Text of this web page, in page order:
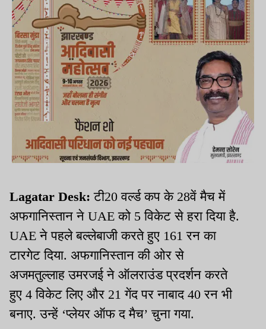
Lagatar Desk:टी20 वर्ल्ड कप के 28वें मैच में
अफगानिस्तान ने UAE को 5 विकेट से हरा दिया है.
UAE ने पहले बल्लेबाजी करते हुए 161 रन का
टारगेट दिया. अफगानिस्तान की ओर से
अजमतुल्लाह उमरजई ने ऑलराउंड प्रदर्शन करते
हुए 4 विकेट लिए और 21 गेंद पर नाबाद 40 रन भी
बनाए. उन्हें ‘प्लेयर ऑफ द मैच’ चुना गया.